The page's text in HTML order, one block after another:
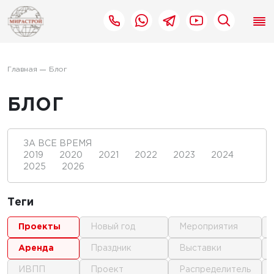
Главная Блог
БЛОГ
ЗА ВСЕ ВРЕМЯ
2019
2020 2021 2022 2023
2024
2025
2026
Теги
проекты
аренда
ИВПП
новый год
праздник
проект
мероприятия
выставки
распределитель